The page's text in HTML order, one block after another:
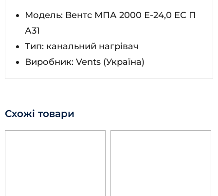
Модель: Вентс МПА 2000 Е-24,0 ЕС П
А31
Тип: канальний нагрівач
Виробник: Vents (Україна)
Схожі товари